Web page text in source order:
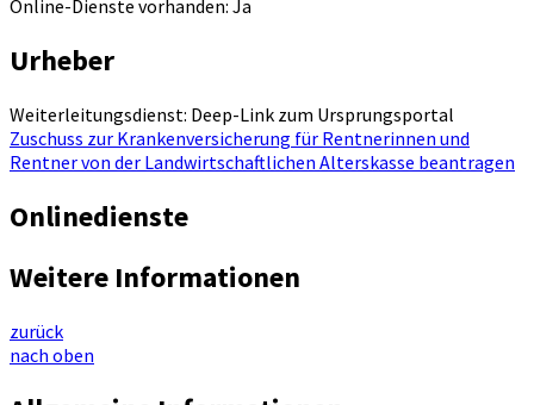
Online-Dienste vorhanden: Ja
Urheber
Weiterleitungsdienst: Deep-Link zum Ursprungsportal
Zuschuss zur Krankenversicherung für Rentnerinnen und
Rentner von der Landwirtschaftlichen Alterskasse beantragen
Onlinedienste
Weitere Informationen
zurück
nach oben